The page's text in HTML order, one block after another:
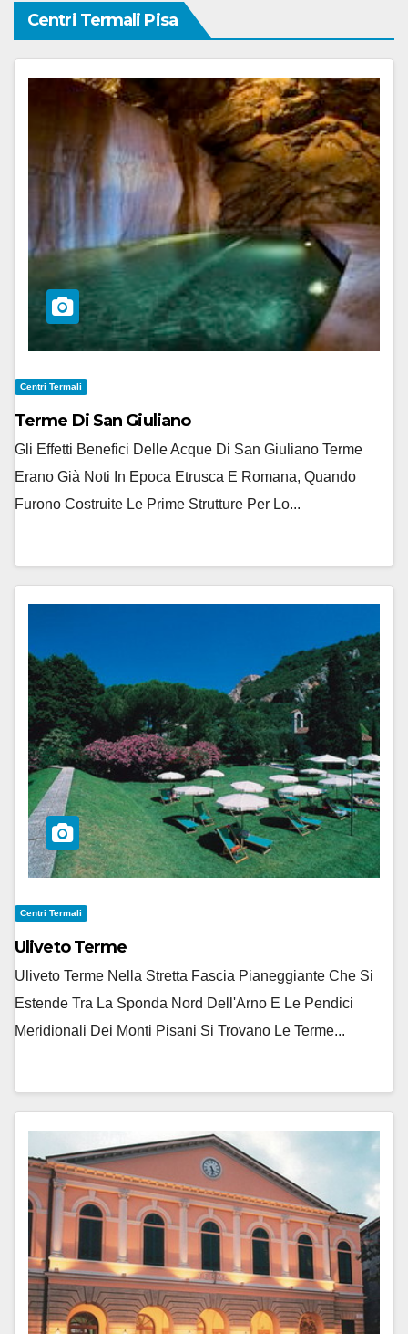
Centri Termali Pisa
Centri Termali
Terme Di San Giuliano
Gli Effetti Benefici Delle Acque Di San Giuliano Terme
Erano Già Noti In Epoca Etrusca E Romana, Quando
Furono Costruite Le Prime Strutture Per Lo...
Centri Termali
Uliveto Terme
Uliveto Terme Nella Stretta Fascia Pianeggiante Che Si
Estende Tra La Sponda Nord Dell'Arno E Le Pendici
Meridionali Dei Monti Pisani Si Trovano Le Terme...